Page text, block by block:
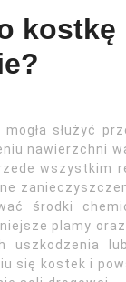
kostkę
mogła służyć
nawierzchni
wszystkim
środki
plamy
uszkodzenia
się kostek i